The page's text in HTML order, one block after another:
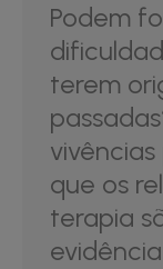
Podem
terem
que os
terapia